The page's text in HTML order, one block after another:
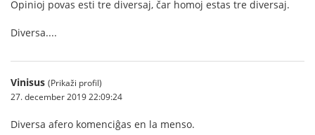
Opinioj povas esti tre diversaj, čar homoj estas tre diversaj.
Diversa....
Vinisus (Prikaži profil)
27. december 2019 22:09:24
Diversa afero komenciĝas en la menso.